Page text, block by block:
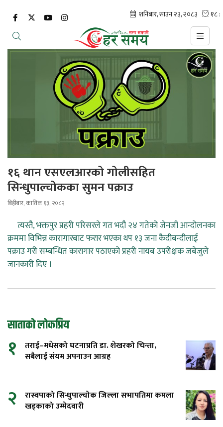
१६ थान एसएलआरको गोलीसहित
सिन्धुपाल्चोकका सुमन पक्राउ
बिहीबार, कात्तिक १३, २०८२
त्यस्तै, भक्तपुर प्रहरी परिसरले गत भदौ २४ गतेको जेनजी आन्दोलनका
क्रममा विभिन्न कारागारबाट फरार भएका थप १३ जना कैदीबन्दीलाई
पक्राउ गरी सम्बन्धित कारागार पठाएको प्रहरी नायब उपरीक्षक जबेजुले
जानकारी दिए ।
साताको लोकप्रिय
१
तराई–मधेसको घटनाप्रति डा. शेखरको चिन्ता,
सबैलाई संयम अपनाउन आग्रह
२
रास्वपाको सिन्धुपाल्चोक जिल्ला सभापतिमा कमला
खड्काको उम्मेदवारी